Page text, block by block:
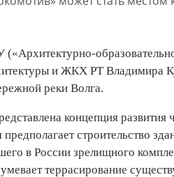
и ЖКХ РТ Владимира
реки Волга.
концепция
строительство
в России зрелищного
террасирование